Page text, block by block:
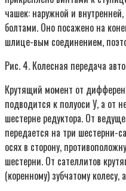
чашек: наружной и
болтами. Оно посажено на
шлице-вым соединением,
Рис. 4. Колесная передача
Крутящий момент от
подводится к полуоси У, а от
шестерне редуктора. От
передается на три шестерни-
осях в сторону,
шестерни. От сателлитов
(коренному) зубчатому колесу,